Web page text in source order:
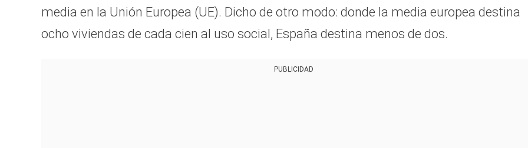
media en la Unión Europea (UE). Dicho de otro modo: donde la media europea destina
ocho viviendas de cada cien al uso social, España destina menos de dos.
PUBLICIDAD